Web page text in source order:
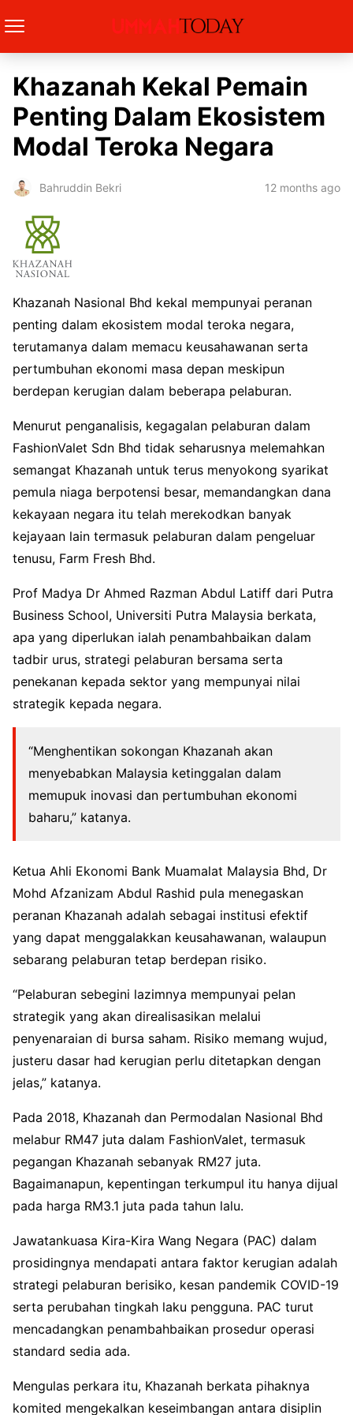
Khazanah Kekal Pemain
Penting Dalam Ekosistem
Modal Teroka Negara
Bahruddin Bekri 12 months ago
Khazanah Nasional Bhd kekal mempunyai peranan
penting dalam ekosistem modal teroka negara,
terutamanya dalam memacu keusahawanan serta
pertumbuhan ekonomi masa depan meskipun
berdepan kerugian dalam beberapa pelaburan.
Menurut penganalisis, kegagalan pelaburan dalam
FashionValet Sdn Bhd tidak seharusnya melemahkan
semangat Khazanah untuk terus menyokong syarikat
pemula niaga berpotensi besar, memandangkan dana
kekayaan negara itu telah merekodkan banyak
kejayaan lain termasuk pelaburan dalam pengeluar
tenusu, Farm Fresh Bhd.
Prof Madya Dr Ahmed Razman Abdul Latiff dari Putra
Business School, Universiti Putra Malaysia berkata,
apa yang diperlukan ialah penambahbaikan dalam
tadbir urus, strategi pelaburan bersama serta
penekanan kepada sektor yang mempunyai nilai
strategik kepada negara.
“Menghentikan sokongan Khazanah akan
menyebabkan Malaysia ketinggalan dalam
memupuk inovasi dan pertumbuhan ekonomi
baharu,” katanya.
Ketua Ahli Ekonomi Bank Muamalat Malaysia Bhd, Dr
Mohd Afzanizam Abdul Rashid pula menegaskan
peranan Khazanah adalah sebagai institusi efektif
yang dapat menggalakkan keusahawanan, walaupun
sebarang pelaburan tetap berdepan risiko.
“Pelaburan sebegini lazimnya mempunyai pelan
strategik yang akan direalisasikan melalui
penyenaraian di bursa saham. Risiko memang wujud,
justeru dasar had kerugian perlu ditetapkan dengan
jelas,” katanya.
Pada 2018, Khazanah dan Permodalan Nasional Bhd
melabur RM47 juta dalam FashionValet, termasuk
pegangan Khazanah sebanyak RM27 juta.
Bagaimanapun, kepentingan terkumpul itu hanya dijual
pada harga RM3.1 juta pada tahun lalu.
Jawatankuasa Kira-Kira Wang Negara (PAC) dalam
prosidingnya mendapati antara faktor kerugian adalah
strategi pelaburan berisiko, kesan pandemik COVID-19
serta perubahan tingkah laku pengguna. PAC turut
mencadangkan penambahbaikan prosedur operasi
standard sedia ada.
Mengulas perkara itu, Khazanah berkata pihaknya
komited mengekalkan keseimbangan antara disiplin